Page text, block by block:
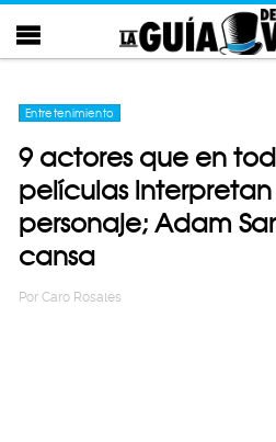
Entretenimiento
9 actores que en
películas
personaje; Adam
cansa
Por Caro Rosales